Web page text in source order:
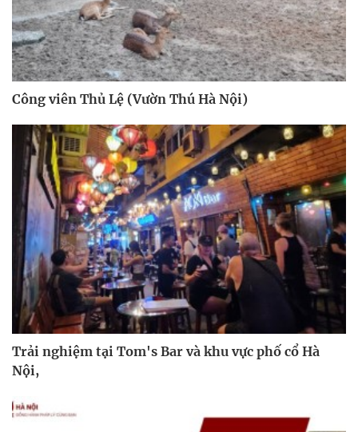
Công viên Thủ Lệ (Vườn Thú Hà Nội)
Trải nghiệm tại Tom's Bar và khu vực phố cổ Hà
Nội,